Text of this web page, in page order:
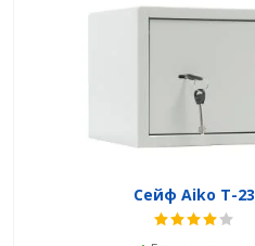
Сейф Aiko T-23